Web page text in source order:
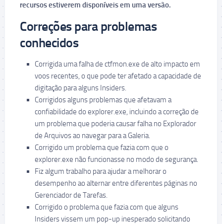
recursos estiverem disponíveis em uma versão.
Correções para problemas
conhecidos
Corrigida uma falha de ctfmon.exe de alto impacto em
voos recentes, o que pode ter afetado a capacidade de
digitação para alguns Insiders.
Corrigidos alguns problemas que afetavam a
confiabilidade do explorer.exe, incluindo a correção de
um problema que poderia causar falha no Explorador
de Arquivos ao navegar para a Galeria.
Corrigido um problema que fazia com que o
explorer.exe não funcionasse no modo de segurança.
Fiz algum trabalho para ajudar a melhorar o
desempenho ao alternar entre diferentes páginas no
Gerenciador de Tarefas.
Corrigido o problema que fazia com que alguns
Insiders vissem um pop-up inesperado solicitando